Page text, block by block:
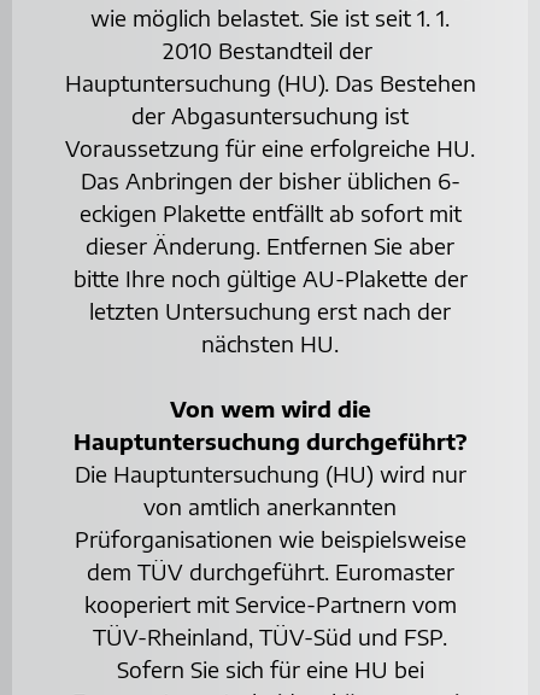
wie möglich belastet. Sie ist seit 1. 1.
2010 Bestandteil der
Hauptuntersuchung (HU). Das Bestehen
der Abgasuntersuchung ist
Voraussetzung für eine erfolgreiche HU.
Das Anbringen der bisher üblichen 6-
eckigen Plakette entfällt ab sofort mit
dieser Änderung. Entfernen Sie aber
bitte Ihre noch gültige AU-Plakette der
letzten Untersuchung erst nach der
nächsten HU.
Von wem wird die
Hauptuntersuchung durchgeführt?
Die Hauptuntersuchung (HU) wird nur
von amtlich anerkannten
Prüforganisationen wie beispielsweise
dem TÜV durchgeführt. Euromaster
kooperiert mit Service-Partnern vom
TÜV-Rheinland, TÜV-Süd und FSP.
Sofern Sie sich für eine HU bei